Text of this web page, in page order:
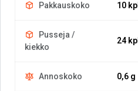
Pakkauskoko 10 kpl
Pusseja /
kiekko
24 kpl
Annoskoko 0,6 g